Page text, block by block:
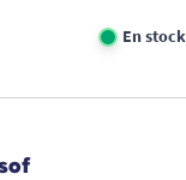
En stock